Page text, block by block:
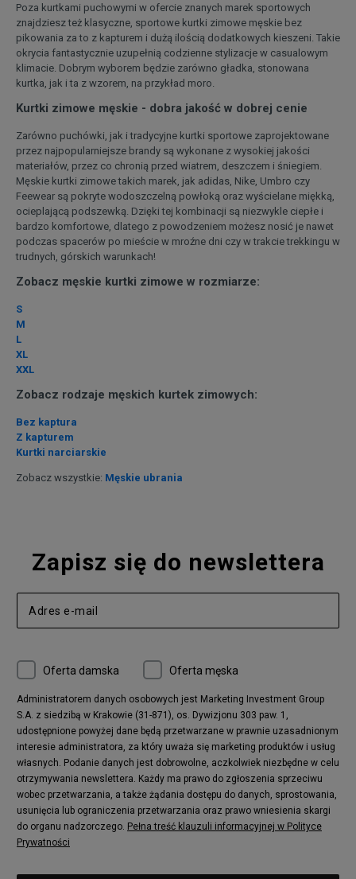
Poza kurtkami puchowymi w ofercie znanych marek sportowych
znajdziesz też klasyczne, sportowe kurtki zimowe męskie bez
pikowania za to z kapturem i dużą ilością dodatkowych kieszeni. Takie
okrycia fantastycznie uzupełnią codzienne stylizacje w casualowym
klimacie. Dobrym wyborem będzie zarówno gładka, stonowana
kurtka, jak i ta z wzorem, na przykład moro.
Kurtki zimowe męskie - dobra jakość w dobrej cenie
Zarówno puchówki, jak i tradycyjne kurtki sportowe zaprojektowane
przez najpopularniejsze brandy są wykonane z wysokiej jakości
materiałów, przez co chronią przed wiatrem, deszczem i śniegiem.
Męskie kurtki zimowe takich marek, jak adidas, Nike, Umbro czy
Feewear są pokryte wodoszczelną powłoką oraz wyścielane miękką,
ocieplającą podszewką. Dzięki tej kombinacji są niezwykle ciepłe i
bardzo komfortowe, dlatego z powodzeniem możesz nosić je nawet
podczas spacerów po mieście w mroźne dni czy w trakcie trekkingu w
trudnych, górskich warunkach!
Zobacz męskie kurtki zimowe w rozmiarze:
S
M
L
XL
XXL
Zobacz rodzaje męskich kurtek zimowych:
Bez kaptura
Z kapturem
Kurtki narciarskie
Zobacz wszystkie: Męskie ubrania
Zapisz się do newslettera
Oferta damska Oferta męska
Administratorem danych osobowych jest Marketing Investment Group
S.A. z siedzibą w Krakowie (31-871), os. Dywizjonu 303 paw. 1,
udostępnione powyżej dane będą przetwarzane w prawnie uzasadnionym
interesie administratora, za który uważa się marketing produktów i usług
własnych. Podanie danych jest dobrowolne, aczkolwiek niezbędne w celu
otrzymywania newslettera. Każdy ma prawo do zgłoszenia sprzeciwu
wobec przetwarzania, a także żądania dostępu do danych, sprostowania,
usunięcia lub ograniczenia przetwarzania oraz prawo wniesienia skargi
do organu nadzorczego. Pełna treść klauzuli informacyjnej w Polityce
Prywatności